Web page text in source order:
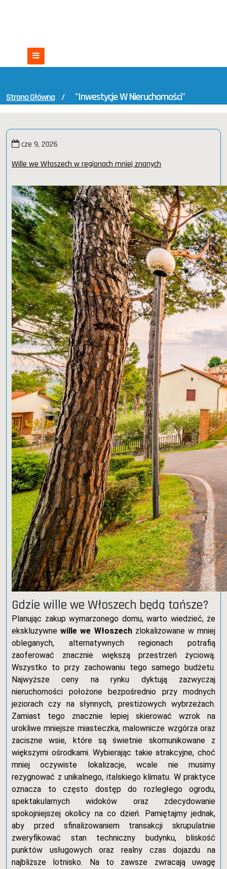
Strona Główna / "Inwestycje W Nieruchomości"
cze 9, 2026
Wille we Włoszech w regionach mniej znanych
Gdzie wille we Włoszech będą tańsze?
Planując zakup wymarzonego domu, warto wiedzieć, że
ekskluzywnewille we Włoszechzlokalizowane w mniej
obleganych, alternatywnych regionach potrafią
zaoferować znacznie większą przestrzeń życiową.
Wszystko to przy zachowaniu tego samego budżetu.
Najwyższe ceny na rynku dyktują zazwyczaj
nieruchomości położone bezpośrednio przy modnych
jeziorach czy na słynnych, prestiżowych wybrzeżach.
Zamiast tego znacznie lepiej skierować wzrok na
urokliwe mniejsze miasteczka, malownicze wzgórza oraz
zaciszne wsie, które są świetnie skomunikowane z
większymi ośrodkami. Wybierając takie atrakcyjne, choć
mniej oczywiste lokalizacje, wcale nie musimy
rezygnować z unikalnego, italskiego klimatu. W praktyce
oznacza to często dostęp do rozległego ogrodu,
spektakularnych widoków oraz zdecydowanie
spokojniejszej okolicy na co dzień. Pamiętajmy jednak,
aby przed sfinalizowaniem transakcji skrupulatnie
zweryfikować stan techniczny budynku, bliskość
punktów usługowych oraz realny czas dojazdu na
najbliższe lotnisko. Na to zawsze zwracają uwagę